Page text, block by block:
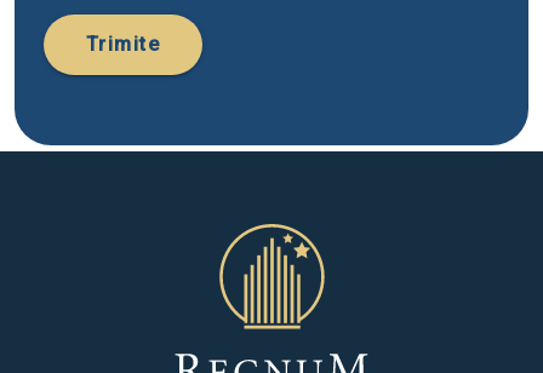
Trimite